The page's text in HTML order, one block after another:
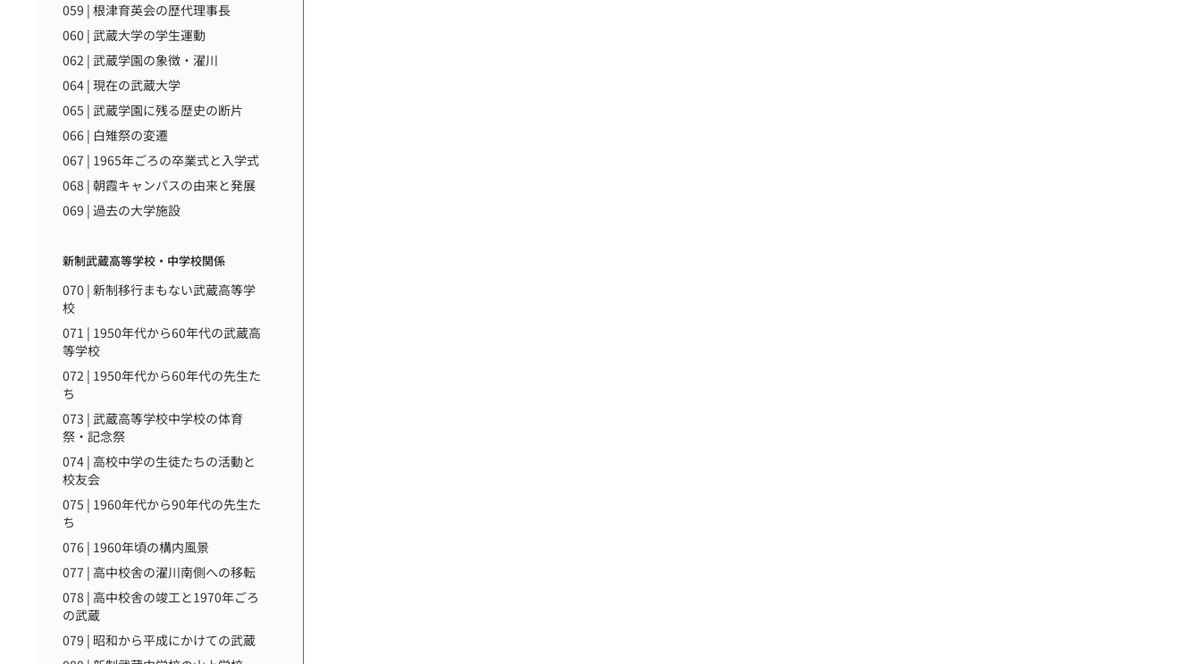
059 | 根津育英会の歴代理事長
060 | 武蔵大学の学生運動
062 | 武蔵学園の象徴・濯川
064 | 現在の武蔵大学
065 | 武蔵学園に残る歴史の断片
066 | 白雉祭の変遷
067 | 1965年ごろの卒業式と入学式
068 | 朝霞キャンパスの由来と発展
069 | 過去の大学施設
新制武蔵高等学校・中学校関係
070 | 新制移行まもない武蔵高等学
校
071 | 1950年代から60年代の武蔵高
等学校
072 | 1950年代から60年代の先生た
ち
073 | 武蔵高等学校中学校の体育
祭・記念祭
074 | 高校中学の生徒たちの活動と
校友会
075 | 1960年代から90年代の先生た
ち
076 | 1960年頃の構内風景
077 | 高中校舎の濯川南側への移転
078 | 高中校舎の竣工と1970年ごろ
の武蔵
079 | 昭和から平成にかけての武蔵